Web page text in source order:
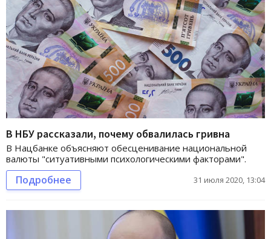
В НБУ рассказали, почему обвалилась гривна
В Нацбанке объясняют обесценивание национальной
валюты "ситуативными психологическими факторами".
Подробнее 31 июля 2020, 13:04